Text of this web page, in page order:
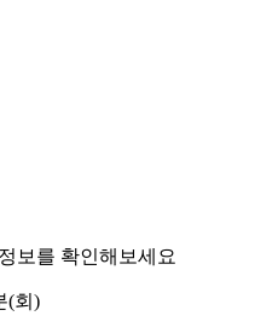
보를 확인해보세요
(회)